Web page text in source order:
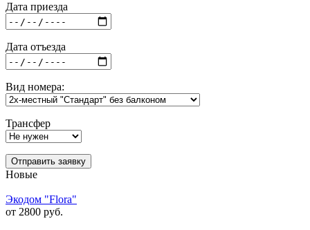
Дата приезда
Дата отъезда
Вид номера:
Трансфер
Отправить заявку
Новые
Экодом "Flora"
от 2800 руб.